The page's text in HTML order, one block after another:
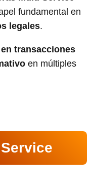
fundamental en
legales.
transacciones
en múltiples